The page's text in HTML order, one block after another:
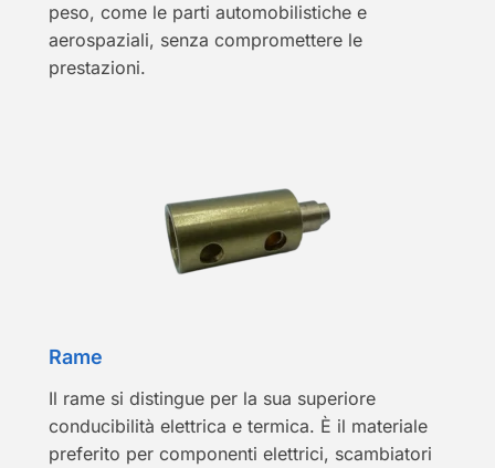
peso, come le parti automobilistiche e
aerospaziali, senza compromettere le
prestazioni.
Rame
Il rame si distingue per la sua superiore
conducibilità elettrica e termica. È il materiale
preferito per componenti elettrici, scambiatori